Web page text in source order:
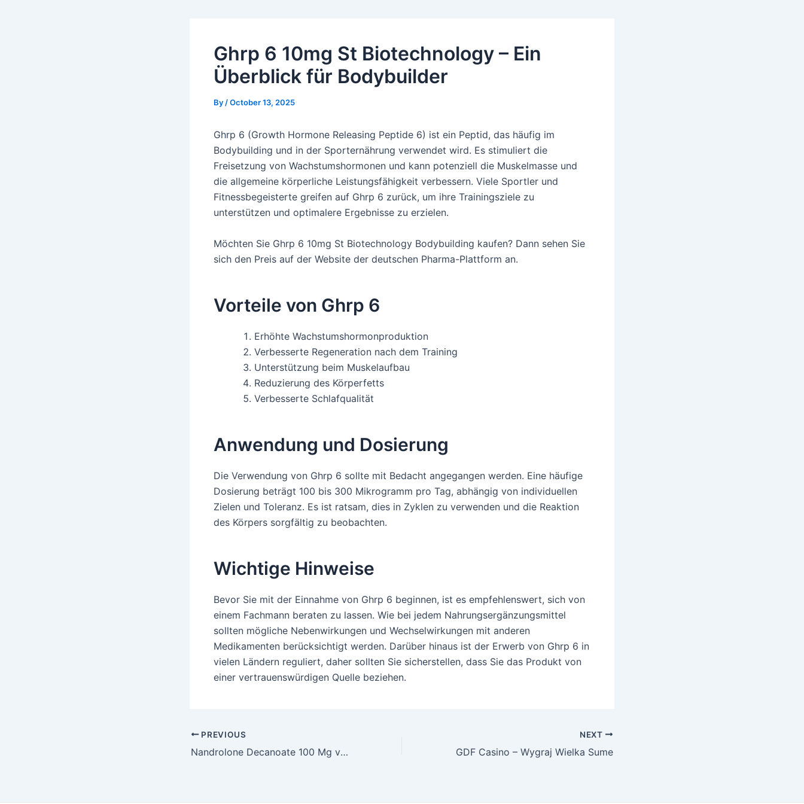
Ghrp 6 10mg St Biotechnology – Ein
Überblick für Bodybuilder
By/October 13, 2025
Ghrp 6 (Growth Hormone Releasing Peptide 6) ist ein Peptid, das häufig im
Bodybuilding und in der Sporternährung verwendet wird. Es stimuliert die
Freisetzung von Wachstumshormonen und kann potenziell die Muskelmasse und
die allgemeine körperliche Leistungsfähigkeit verbessern. Viele Sportler und
Fitnessbegeisterte greifen auf Ghrp 6 zurück, um ihre Trainingsziele zu
unterstützen und optimalere Ergebnisse zu erzielen.
Möchten Sie Ghrp 6 10mg St Biotechnology Bodybuilding kaufen? Dann sehen Sie
sich den Preis auf der Website der deutschen Pharma-Plattform an.
Vorteile von Ghrp 6
Erhöhte Wachstumshormonproduktion
Verbesserte Regeneration nach dem Training
Unterstützung beim Muskelaufbau
Reduzierung des Körperfetts
Verbesserte Schlafqualität
Anwendung und Dosierung
Die Verwendung von Ghrp 6 sollte mit Bedacht angegangen werden. Eine häufige
Dosierung beträgt 100 bis 300 Mikrogramm pro Tag, abhängig von individuellen
Zielen und Toleranz. Es ist ratsam, dies in Zyklen zu verwenden und die Reaktion
des Körpers sorgfältig zu beobachten.
Wichtige Hinweise
Bevor Sie mit der Einnahme von Ghrp 6 beginnen, ist es empfehlenswert, sich von
einem Fachmann beraten zu lassen. Wie bei jedem Nahrungsergänzungsmittel
sollten mögliche Nebenwirkungen und Wechselwirkungen mit anderen
Medikamenten berücksichtigt werden. Darüber hinaus ist der Erwerb von Ghrp 6 in
vielen Ländern reguliert, daher sollten Sie sicherstellen, dass Sie das Produkt von
einer vertrauenswürdigen Quelle beziehen.
Post
navigation
PREVIOUS
Nandrolone Decanoate 100 Mg von Gm Pharmaceuticals: Ein Überblick für Bodybuilder
NEXT
GDF Casino – Wygraj Wielka Sume